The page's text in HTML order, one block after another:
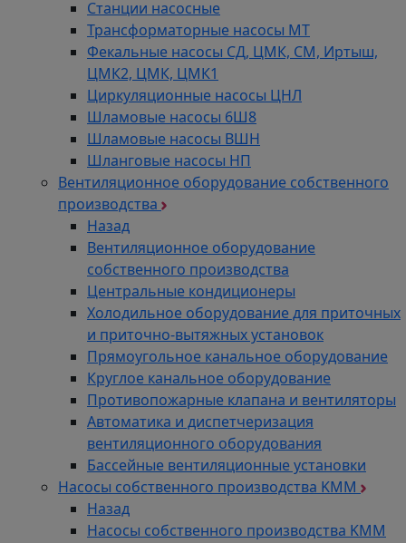
Станции насосные
Трансформаторные насосы МТ
Фекальные насосы СД, ЦМК, СМ, Иртыш,
ЦМК2, ЦМК, ЦМК1
Циркуляционные насосы ЦНЛ
Шламовые насосы 6Ш8
Шламовые насосы ВШН
Шланговые насосы НП
Вентиляционное оборудование собственного
производства
Назад
Вентиляционное оборудование
собственного производства
Центральные кондиционеры
Холодильное оборудование для приточных
и приточно-вытяжных установок
Прямоугольное канальное оборудование
Круглое канальное оборудование
Противопожарные клапана и вентиляторы
Автоматика и диспетчеризация
вентиляционного оборудования
Бассейные вентиляционные установки
Насосы собственного производства KMM
Назад
Насосы собственного производства KMM